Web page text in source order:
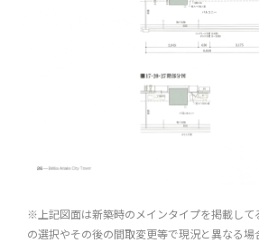
※上記図面は新築時のメインタイプを掲載して
の選択やその後の間取変更等で現況と異なる場